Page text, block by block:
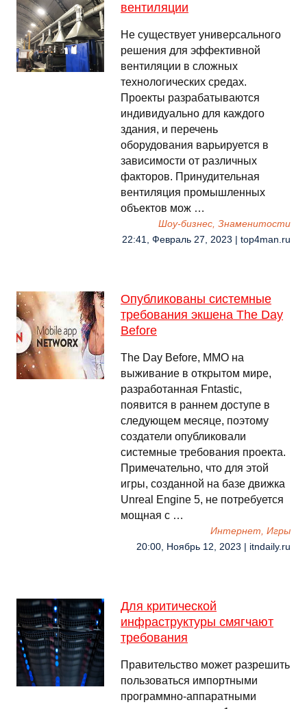
вентиляции
Не существует универсального
решения для эффективной
вентиляции в сложных
технологических средах.
Проекты разрабатываются
индивидуально для каждого
здания, и перечень
оборудования варьируется в
зависимости от различных
факторов. Принудительная
вентиляция промышленных
объектов мож …
Шоу-бизнес, Знаменитости
22:41, Февраль 27, 2023 | top4man.ru
Опубликованы системные
требования экшена The Day
Before
The Day Before, MMO на
выживание в открытом мире,
разработанная Fntastic,
появится в раннем доступе в
следующем месяце, поэтому
создатели опубликовали
системные требования проекта.
Примечательно, что для этой
игры, созданной на базе движка
Unreal Engine 5, не потребуется
мощная с …
Интернет, Игры
20:00, Ноябрь 12, 2023 | itndaily.ru
Для критической
инфраструктуры смягчают
требования
Правительство может разрешить
пользоваться импортными
программно-аппаратными